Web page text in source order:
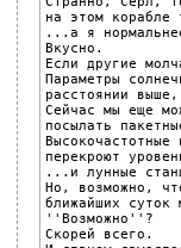
на этом
...а я
Вкусно.
Если другие
Параметры
расстоянии
Сейчас мы еще
посылать
Высокочастотные
перекроют
...и лунные
Но, возможно,
'' Возможно''?
Скорей всего.